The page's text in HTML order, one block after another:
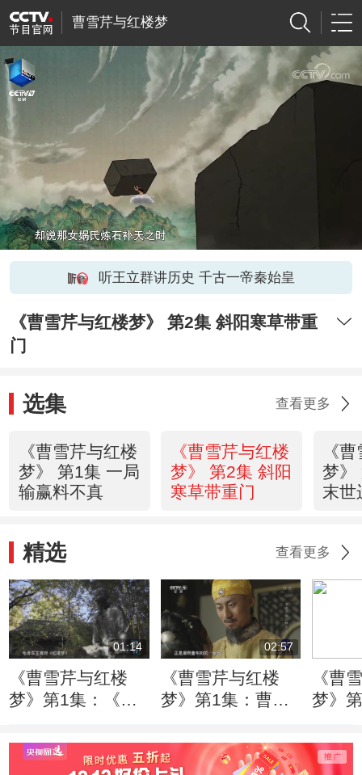
曹雪芹与红楼梦
听王立群讲历史 千古一帝秦始皇
《曹雪芹与红楼梦》 第2集 斜阳寒草带重
门
选集 查看更多
《曹雪芹与红楼
梦》 第1集 一局
输赢料不真
《曹雪芹与红楼
梦》 第2集 斜阳
寒草带重门
《
梦》
末世
精选 查看更多
01:14
《曹雪芹与红楼
梦》第1集：《红
受到众多名人称赞
02:57
《曹雪芹与红楼
梦》第1集：曹家
一时风光无限
《曹
梦》
家荣